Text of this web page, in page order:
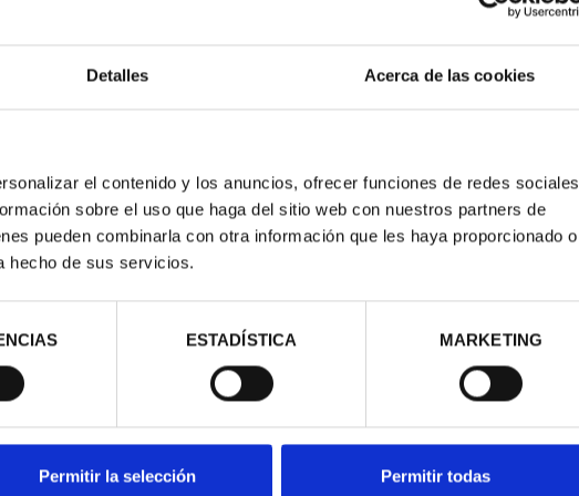
Detalles Acerca de las cookies
el contenido y los anuncios, ofrecer funciones de redes sociales
sobre el uso que haga del sitio web con nuestros partners de
pueden combinarla con otra información que les haya proporcionado o
hecho de sus servicios.
ESTADÍSTICA MARKETING
Permitir la selección Permitir todas
WORLD HERITAGE CITIES -
AVILA
€73.00